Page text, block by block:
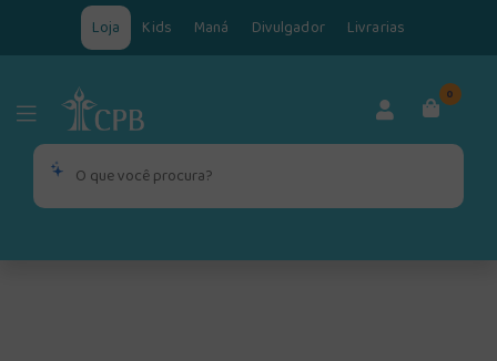
Loja Kids Maná Divulgador Livrarias
0